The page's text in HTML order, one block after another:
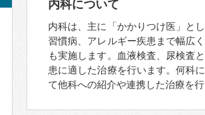
内科について
内科は、主に「かかりつけ医」と
習慣病、アレルギー疾患まで幅広
も実施します。血液検査、尿検査
患に適した治療を行います。何科
て他科への紹介や連携した治療を